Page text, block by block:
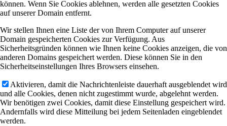
können. Wenn Sie Cookies ablehnen, werden alle gesetzten Cookies
auf unserer Domain entfernt.
Wir stellen Ihnen eine Liste der von Ihrem Computer auf unserer
Domain gespeicherten Cookies zur Verfügung. Aus
Sicherheitsgründen können wie Ihnen keine Cookies anzeigen, die von
anderen Domains gespeichert werden. Diese können Sie in den
Sicherheitseinstellungen Ihres Browsers einsehen.
Aktivieren, damit die Nachrichtenleiste dauerhaft ausgeblendet wird
und alle Cookies, denen nicht zugestimmt wurde, abgelehnt werden.
Wir benötigen zwei Cookies, damit diese Einstellung gespeichert wird.
Andernfalls wird diese Mitteilung bei jedem Seitenladen eingeblendet
werden.